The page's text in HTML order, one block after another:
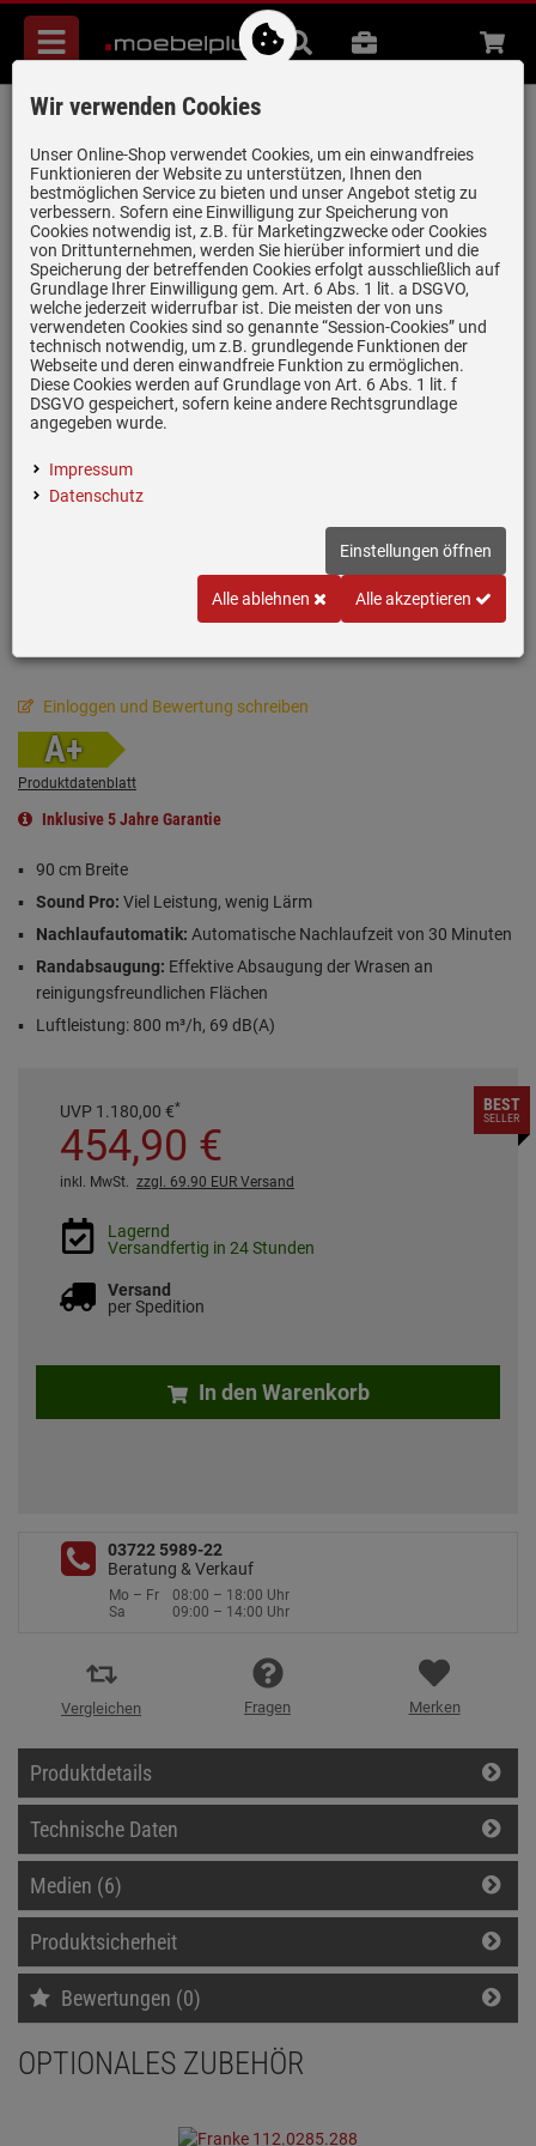
Menü
Suche
B2B Beratung
Franke 330.0591.773 Neo FNO 905 BK
Kopffreihaube 90 cm Schwarz
Artikel-Nummer:19964625 | Herstellernummer: 330.0591.773 |
EAN:7612985733366
Einloggen und Bewertung schreiben
A+
Produktdatenblatt
Inklusive 5 Jahre Garantie
90 cm Breite
Sound Pro: Viel Leistung, wenig Lärm
Nachlaufautomatik: Automatische Nachlaufzeit von 30 Minuten
Randabsaugung: Effektive Absaugung der Wrasen an
reinigungsfreundlichen Flächen
Luftleistung: 800 m³/h, 69 dB(A)
UVP 1.180,00 €*
454,90 €
inkl. MwSt. zzgl. 69.90 EUR Versand
Lagernd
Versandfertig in 24 Stunden
Versand
per Spedition
In den Warenkorb
BEST
SELLER
03722 5989-22
Beratung & Verkauf
Mo – Fr
08:00 – 18:00 Uhr
Sa
09:00 – 14:00 Uhr
Vergleichen Fragen Merken
Produktdetails
Technische Daten
Medien (6)
Produktsicherheit
Bewertungen (0)
OPTIONALES ZUBEHÖR
Wir verwenden Cookies
Unser Online-Shop verwendet Cookies, um ein einwandfreies
Funktionieren der Website zu unterstützen, Ihnen den
bestmöglichen Service zu bieten und unser Angebot stetig zu
verbessern. Sofern eine Einwilligung zur Speicherung von
Cookies notwendig ist, z.B. für Marketingzwecke oder Cookies
von Drittunternehmen, werden Sie hierüber informiert und die
Speicherung der betreffenden Cookies erfolgt ausschließlich auf
Grundlage Ihrer Einwilligung gem. Art. 6 Abs. 1 lit. a DSGVO,
welche jederzeit widerrufbar ist. Die meisten der von uns
verwendeten Cookies sind so genannte “Session-Cookies” und
technisch notwendig, um z.B. grundlegende Funktionen der
Webseite und deren einwandfreie Funktion zu ermöglichen.
Diese Cookies werden auf Grundlage von Art. 6 Abs. 1 lit. f
DSGVO gespeichert, sofern keine andere Rechtsgrundlage
angegeben wurde.
Impressum
Datenschutz
Einstellungen öffnen
Alle ablehnen Alle akzeptieren